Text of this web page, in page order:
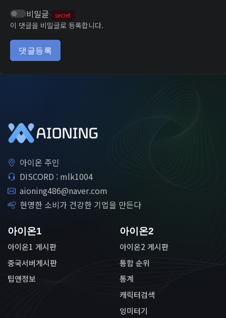
비밀글 secret
이 댓글을 비밀글로 등록합니다.
댓글등록
아이온 주인
DISCORD : mlk1004
aioning486@naver.com
현명한 소비가 건강한 기업을 만든다
아이온1
아이온1 게시판
중국서버게시판
팁앤정보
아이온2
아이온2 게시판
통합 순위
통계
캐릭터검색
잉미터기